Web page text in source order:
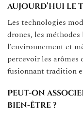
aujourd’hui le
Les technologies
drones, les
l’environnement et
percevoir les
fusionnant tradition
Peut-on
bien-être ?